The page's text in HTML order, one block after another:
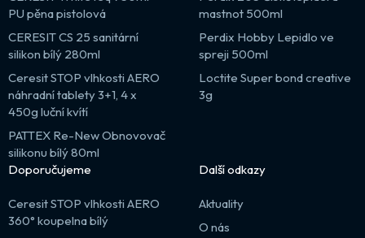
PU pěna pistolová
CERESIT CS 25 sanitární
silikon bílý 280ml
Ceresit STOP vlhkosti AERO
náhradní tablety 3+1, 4 x
450g luční kvítí
PATTEX Re-New Obnovovač
silikonu bílý 80ml
mastnot 500ml
Perdix Hobby Lepidlo ve
spreji 500ml
Loctite Super bond creative
3g
Doporučujeme
Ceresit STOP vlhkosti AERO
360° koupelna bílý
Další odkazy
Aktuality
O nás